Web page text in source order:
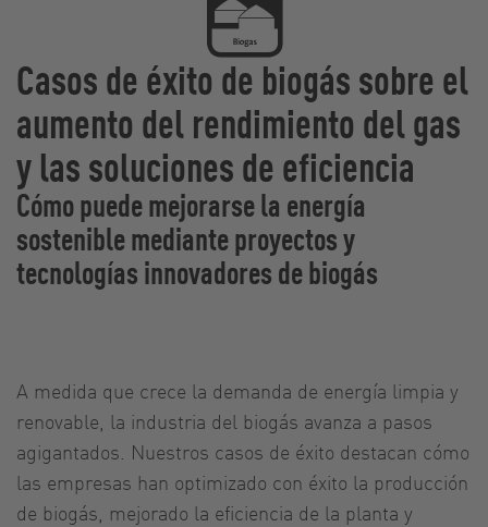
Casos de éxito de biogás sobre el
aumento del rendimiento del gas
y las soluciones de eficiencia
Cómo puede mejorarse la energía
sostenible mediante proyectos y
tecnologías innovadores de biogás
A medida que crece la demanda de energía limpia y
renovable, la industria del biogás avanza a pasos
agigantados. Nuestros casos de éxito destacan cómo
las empresas han optimizado con éxito la producción
de biogás, mejorado la eficiencia de la planta y